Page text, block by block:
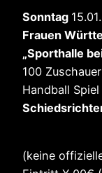
Sonntag
Frauen
„Sporthalle
100 Zuschauer
Handball
(keine